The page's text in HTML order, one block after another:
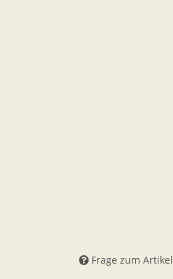
Frage zum Artikel